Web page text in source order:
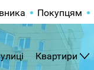
Покупцям
Квартири